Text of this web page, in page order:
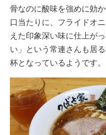
骨なのに酸味を強めに効
口当たりに、フライドオ
えた印象深い味に仕上が
い」という常連さんも居
杯となっているようです。